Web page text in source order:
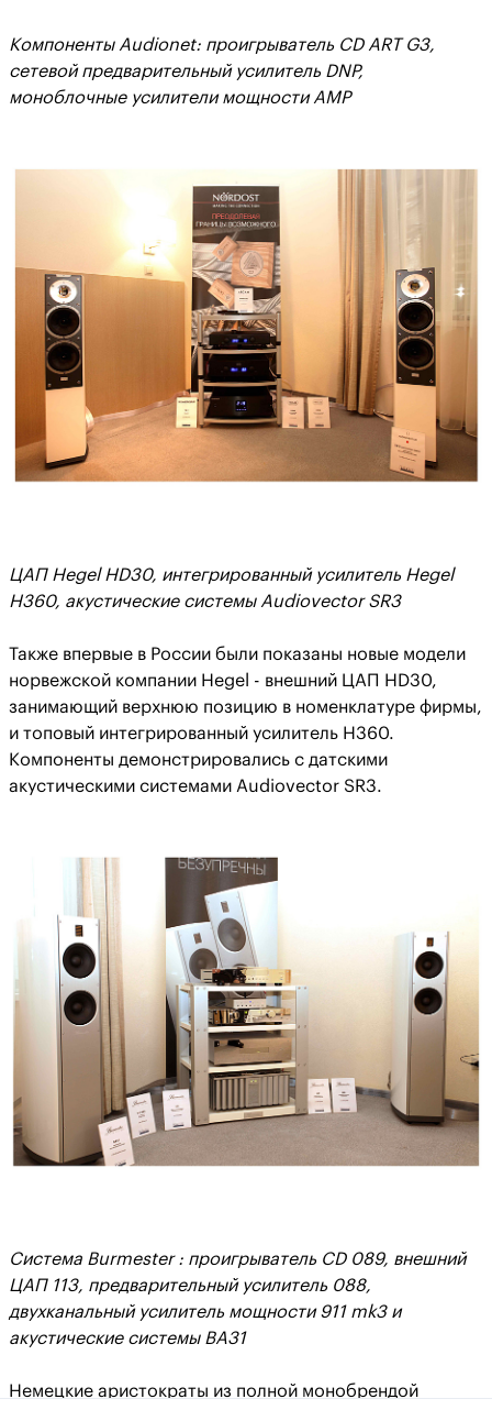
Компоненты Audionet: проигрыватель CD ART G3,
сетевой предварительный усилитель DNP,
моноблочные усилители мощности AMP
ЦАП Hegel HD30, интегрированный усилитель Hegel
H360, акустические системы Audiovector SR3
Также впервые в России были показаны новые модели
норвежской компании Hegel - внешний ЦАП HD30,
занимающий верхнюю позицию в номенклатуре фирмы,
и топовый интегрированный усилитель H360.
Компоненты демонстрировались с датскими
акустическими системами Audiovector SR3.
Система Burmester : проигрыватель CD 089, внешний
ЦАП 113, предварительный усилитель 088,
двухканальный усилитель мощности 911 mk3 и
акустические системы BA31
Немецкие аристократы из полной монобрендой